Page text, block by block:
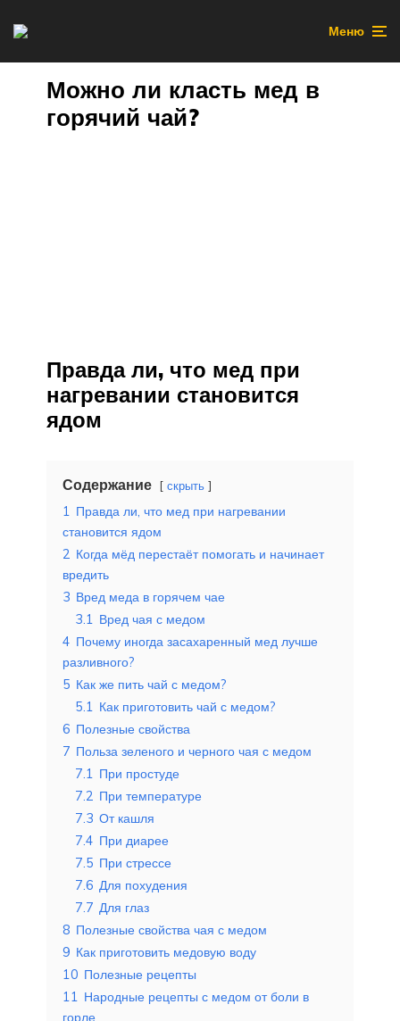
Меню
Можно ли класть мед в
горячий чай?
Правда ли, что мед при
нагревании становится
ядом
Содержание скрыть
1 Правда ли, что мед при нагревании
становится ядом
2 Когда мёд перестаёт помогать и начинает
вредить
3 Вред меда в горячем чае
3.1 Вред чая с медом
4 Почему иногда засахаренный мед лучше
разливного?
5 Как же пить чай с медом?
5.1 Как приготовить чай с медом?
6 Полезные свойства
7 Польза зеленого и черного чая с медом
7.1 При простуде
7.2 При температуре
7.3 От кашля
7.4 При диарее
7.5 При стрессе
7.6 Для похудения
7.7 Для глаз
8 Полезные свойства чая с медом
9 Как приготовить медовую воду
10 Полезные рецепты
11 Народные рецепты с медом от боли в
горле